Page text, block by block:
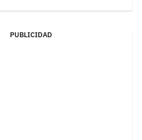
PUBLICIDAD